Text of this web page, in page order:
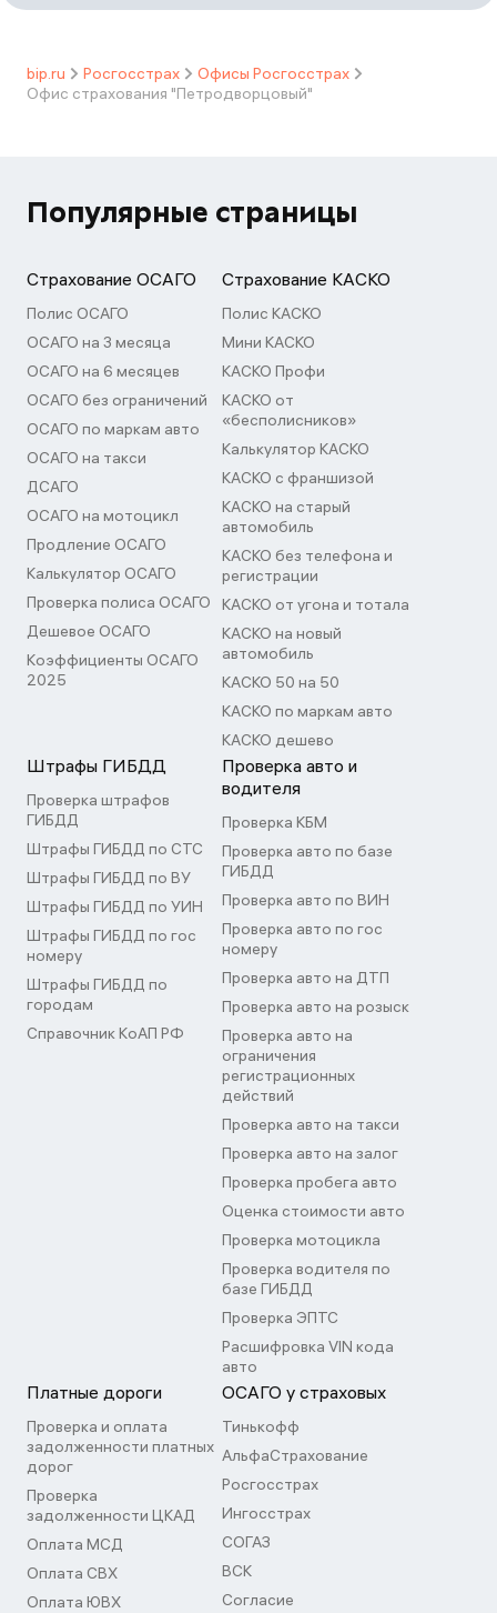
bip.ru Росгосстрах
Офисы Росгосстрах
Офис страхования "Петродворцовый"
Популярные страницы
Страхование ОСАГО
Полис ОСАГО
ОСАГО на 3 месяца
ОСАГО на 6 месяцев
ОСАГО без ограничений
ОСАГО по маркам авто
ОСАГО на такси
ДСАГО
ОСАГО на мотоцикл
Продление ОСАГО
Калькулятор ОСАГО
Проверка полиса ОСАГО
Дешевое ОСАГО
Коэффициенты ОСАГО
2025
Страхование КАСКО
Полис КАСКО
Мини КАСКО
КАСКО Профи
КАСКО от
«бесполисников»
Калькулятор КАСКО
КАСКО с франшизой
КАСКО на старый
автомобиль
КАСКО без телефона и
регистрации
КАСКО от угона и тотала
КАСКО на новый
автомобиль
КАСКО 50 на 50
КАСКО по маркам авто
КАСКО дешево
Штрафы ГИБДД
Проверка штрафов
ГИБДД
Штрафы ГИБДД по СТС
Штрафы ГИБДД по ВУ
Штрафы ГИБДД по УИН
Штрафы ГИБДД по гос
номеру
Штрафы ГИБДД по
городам
Справочник КоАП РФ
Проверка авто и
водителя
Проверка КБМ
Проверка авто по базе
ГИБДД
Проверка авто по ВИН
Проверка авто по гос
номеру
Проверка авто на ДТП
Проверка авто на розыск
Проверка авто на
ограничения
регистрационных
действий
Проверка авто на такси
Проверка авто на залог
Проверка пробега авто
Оценка стоимости авто
Проверка мотоцикла
Проверка водителя по
базе ГИБДД
Проверка ЭПТС
Расшифровка VIN кода
авто
Платные дороги
Проверка и оплата
задолженности платных
дорог
Проверка
задолженности ЦКАД
Оплата МСД
Оплата СВХ
Оплата ЮВХ
ОСАГО у страховых
Тинькофф
АльфаСтрахование
Росгосстрах
Ингосстрах
СОГАЗ
ВСК
Согласие